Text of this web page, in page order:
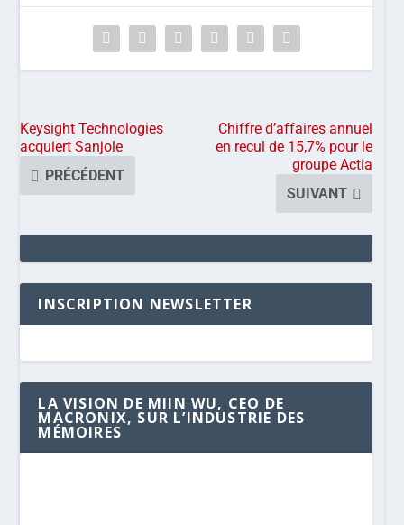
Keysight Technologies
acquiert Sanjole
PRÉCÉDENT
Chiffre d’affaires annuel
en recul de 15,7% pour le
groupe Actia
SUIVANT
INSCRIPTION NEWSLETTER
LA VISION DE MIIN WU, CEO DE
MACRONIX, SUR L’INDUSTRIE DES
MÉMOIRES